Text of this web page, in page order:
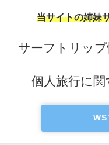
当サイトの姉妹
サーフトリッ
個人旅行に